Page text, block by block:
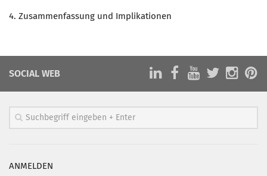
PODCAST
4. Zusammenfassung und Implikationen
SOCIAL WEB
ANMELDEN